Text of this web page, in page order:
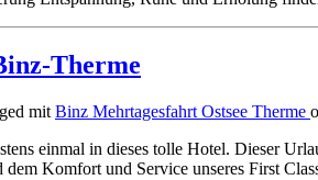
Therme
mit Binz Mehrtagesfahrt Ostsee Therme
einmal in dieses tolle Hotel. Dieser
dem Komfort und Service unseres First